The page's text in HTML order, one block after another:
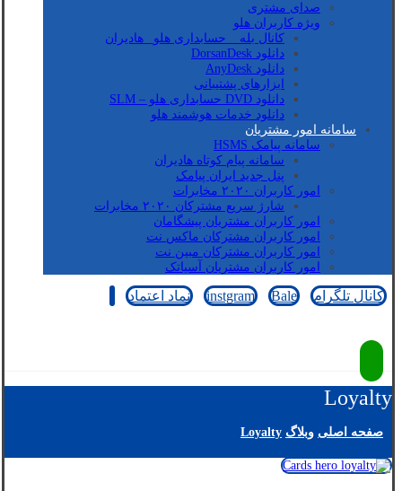
صدای مشتری
ویژه کاربران هلو
کانال بله _ حسابداری هلو_ هادیران
دانلود DorsanDesk
دانلود AnyDesk
ابزارهای پشتیبانی
دانلود DVD حسابداری هلو – SLM
دانلود خدمات هوشمند هلو
سامانه امور مشتریان
سامانه پیامک HSMS
سامانه پیام کوتاه هادیران
پنل جدید ایران پیامک
امور کاربران ۲۰۲۰ مخابرات
شارژ سریع مشترکان ۲۰۲۰ مخابرات
امور کاربران مشتریان پیشگامان
امور کاربران مشترکان ماکس نت
امور کاربران مشترکان مبین نت
امور کاربران مشتریان آسیاتک
کانال تلگرام instgram Bale نماد اعتماد
Loyalty
صفحه اصلی وبلاگ Loyalty